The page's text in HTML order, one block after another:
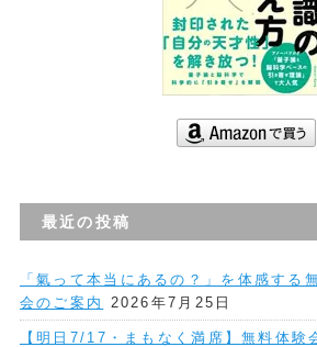
最近の投稿
「氣って本当にあるの？」を体感する
会のご案内
2026年7月25日
【明日7/17・まもなく満席】無料体験